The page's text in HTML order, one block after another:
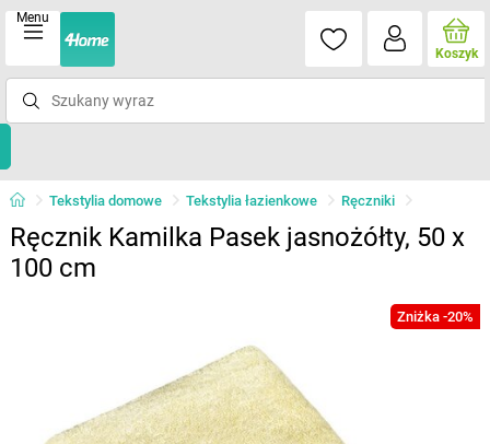
Menu
Koszyk
Tekstylia domowe Tekstylia łazienkowe Ręczniki
Ręcznik Kamilka Pasek jasnożółty, 50 x
100 cm
Zniżka -20%